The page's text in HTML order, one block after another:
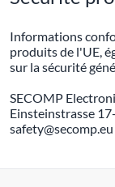
Informations
produits de l'UE,
sur la sécurité
SECOMP
Einsteinstrasse
safety@secomp.eu